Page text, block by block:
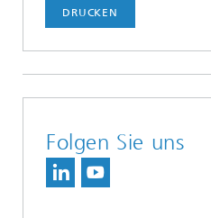
DRUCKEN
Folgen Sie uns